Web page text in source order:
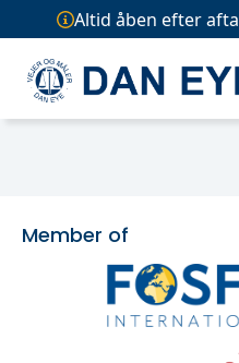
Altid åben efter
Member of